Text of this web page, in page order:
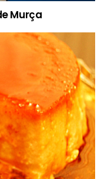
Murça